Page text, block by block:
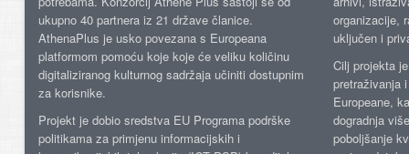
ukupno 40 partnera iz 21 države članice.
AthenaPlus je usko povezana s Europeana
platformom pomoću koje koje će veliku količinu
digitaliziranog kulturnog sadržaja učiniti dostupnim
za korisnike.
Projekt je dobio sredstva EU Programa podrške
politikama za primjenu informacijskih i
organizacije,
uključen i
Cilj projekta
pretraživanja
Europeane,
dogradnja
poboljšanje